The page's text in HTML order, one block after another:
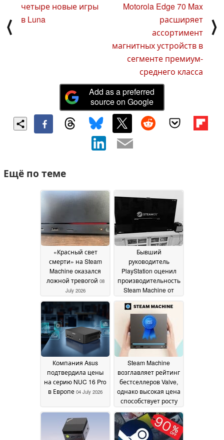
⟨
четыре новые игры
в Luna
Motorola Edge 70 Max
расширяет
ассортимент
магнитных устройств в
сегменте премиум-
среднего класса
⟩
Add as a preferred
source on Google
Ещё по теме
«Красный свет
смерти» на Steam
Machine оказался
ложной тревогой 08
July 2026
Бывший
руководитель
PlayStation оценил
производительность
Steam Machine от
особенного», при
этом высоко оценив
ее игровой опыт,
схожий с
консольным04 July
Компания Asus
подтвердила цены
на серию NUC 16 Pro
в Европе 04 July 2026
Steam Machine
возглавляет рейтинг
бестселлеров Valve,
однако высокая цена
способствует росту
ПК03 July 2026